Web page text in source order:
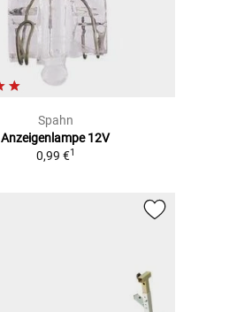
Spahn
Anzeigenlampe 12V
0,99 €1